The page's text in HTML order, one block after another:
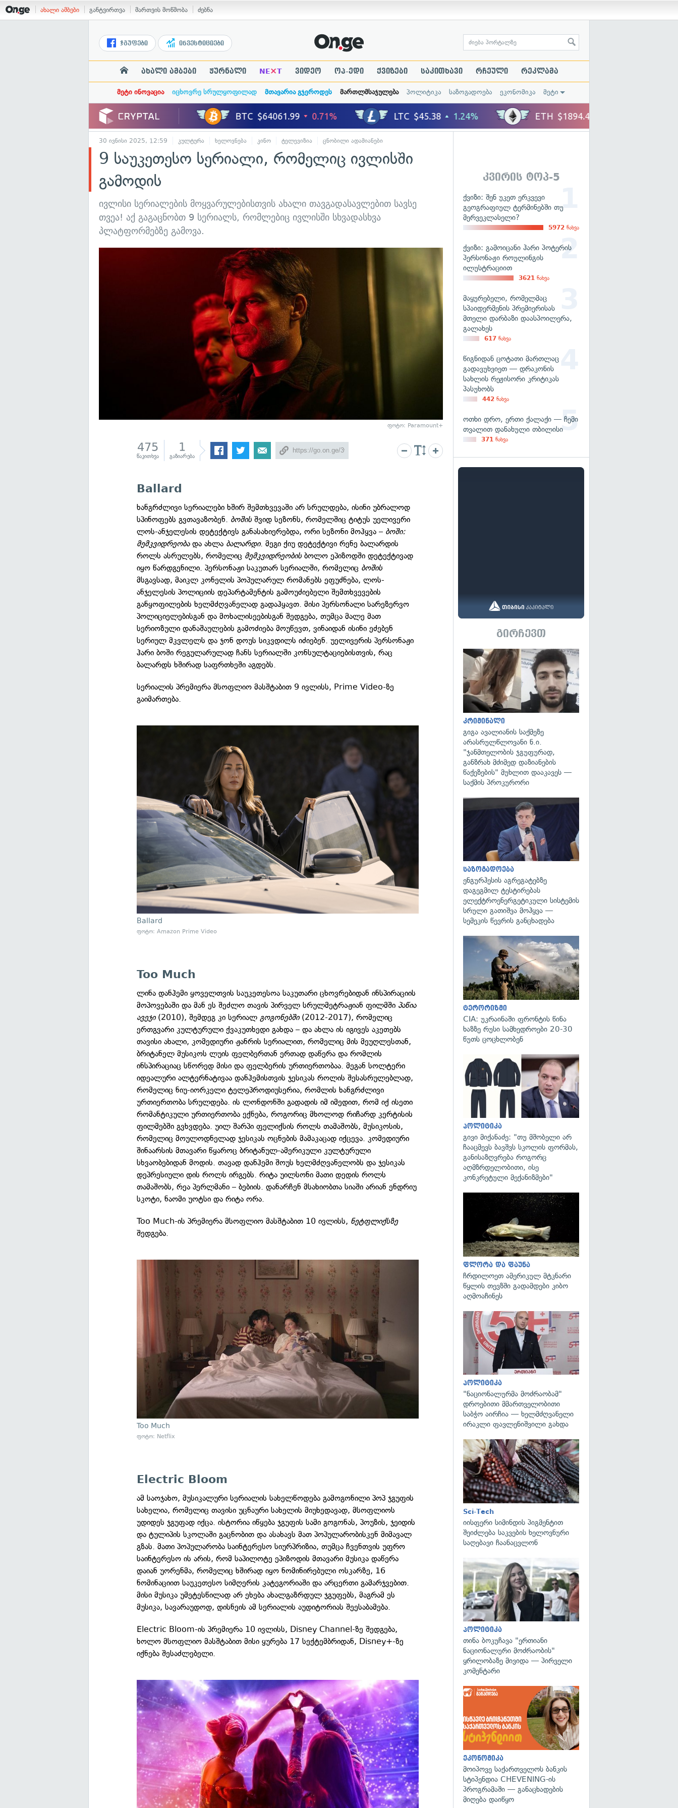
ახალი ამბები განტვირთვა მართვის მოწმობა ძებნა
ჯგუფები ინვესტიციები
ახალი ამბები ჟურნალი NE×T ვიდეო ოპ-ედი ქვიზები საკითხავი რჩეული რეკლამა
მეტი ინოვაცია იცხოვრე სრულყოფილად მთავარია გჯეროდეს მართლმსაჯულება პოლიტიკა საზოგადოება ეკონომიკა მეტი
30 ივნისი 2025, 12:59 კულტურა ხელოვნება კინო ტელევიზია ცნობილი ადამიანები
9 საუკეთესო სერიალი, რომელიც ივლისში
გამოდის
ივლისი სერიალების მოყვარულებისთვის ახალი თავგადასავლებით სავსე
თვეა! აქ გაგაცნობთ 9 სერიალს, რომლებიც ივლისში სხვადასხვა
პლატფორმებზე გამოვა.
ფოტო: Paramount+
475
წაკითხვა
1
გაზიარება
Ballard
ხანგრძლივი სერიალები ხშირ შემთხვევაში არ სრულდება, ისინი უბრალოდ
სპინოფებს გვთავაზობენ. ბოშისშვიდ სეზონს, რომელშიც ტიტუს უელივერი
ლოს-ანჯელესის დეტექტივს განასახიერებდა, ორი სეზონი მოჰყვა – ბოში:
მემკვიდრეობადა ახლა ბალარდი. მეგი ქიუ დეტექტივი რენე ბალარდის
როლს ასრულებს, რომელიც მემკვიდრეობისბოლო ეპიზოდში დეტექტივად
იყო წარდგენილი. პერსონაჟი საკუთარ სერიალში, რომელიც ბოშის
მსგავსად, მაიკლ კონელის პოპულარულ რომანებს ეფუძნება, ლოს-
ანჯელესის პოლიციის დეპარტამენტის გამოუძიებელი შემთხვევების
განყოფილების ხელმძღვანელად გადაჰყავთ. მისი პერსონალი სარეზერვო
პოლიციელებისგან და მოხალისეებისგან შედგება, თუმცა მალე მათ
სერიოზული დანაშაულების გამოძიება მოუწევთ, ვინაიდან ისინი ეძებენ
სერიულ მკვლელს და ჯონ დოუს სიკვდილს იძიებენ. უელივერის პერსონაჟი
ჰარი ბოში რეგულარულად ჩანს სერიალში კონსულტაციებისთვის, რაც
ბალარდს ხშირად საფრთხეში აგდებს.
სერიალის პრემიერა მსოფლიო მასშტაბით 9 ივლისს, Prime Video-ზე
გაიმართება.
Ballard
ფოტო: Amazon Prime Video
Too Much
ლინა დანჰემი ყოველთვის საუკეთესოა საკუთარი ცხოვრებიდან ინსპირაციის
მოპოვებაში და მან ეს შეძლო თავის პირველ სრულმეტრაჟიან ფილმში პაწია
ავეჯი (2010), შემდეგ კი სერიალგოგონებში (2012-2017), რომელიც
ერთგვარი კულტურული ქვაკუთხედი გახდა – და ახლა ის იგივეს აკეთებს
თავისი ახალი, კომედიური ჟანრის სერიალით, რომელიც მის მეუღლესთან,
ბრიტანელ მუსიკოს ლუის ფელბერთან ერთად დაწერა და რომლის
ინსპირაციაც სწორედ მისი და ფელბერის ურთიერთობაა. მეგან სოლტერი
იდეალური ალტერნატივაა დანჰემისთვის ჯესიკას როლის შესასრულებლად,
რომელიც ნიუ-იორკელი ტელეპროდიუსერია, რომლის ხანგრძლივი
ურთიერთობა სრულდება. ის ლონდონში გადადის იმ იმედით, რომ იქ ისეთი
რომანტიკული ურთიერთობა ექნება, როგორიც მხოლოდ რიჩარდ კერტისის
ფილმებში გვხვდება. უილ შარპი ფელიქსის როლს თამაშობს, მუსიკოსის,
რომელიც მოულოდნელად ჯესიკას ოცნების მამაკაცად იქცევა. კომედიური
შინაარსის მთავარი წყაროც ბრიტანულ-ამერიკული კულტურული
სხვაობებიდან მოდის. თავად დანჰემი შოუს ხელმძღვანელობს და ჯესიკას
დეპრესიული დის როლს ირგებს. რიტა უილსონი მათი დედის როლს
თამაშობს, რეა პერლმანი – ბებიის. დანარჩენ მსახიობთა სიაში არიან ენდრიუ
სკოტი, ნაომი უოტსი და რიტა ორა.
Too Much-ის პრემიერა მსოფლიო მასშტაბით 10 ივლისს, ნეტფლიქსზე
შედგება.
Too Much
ფოტო: Netflix
Electric Bloom
ამ საოჯახო, მუსიკალური სერიალის სახელწოდება გამოგონილი პოპ ჯგუფის
სახელია, რომელიც თავისი უცნაური სახელის მიუხედავად, მსოფლიოს
უდიდეს ჯგუფად იქცა. ისტორია იწყება ჯგუფის სამი გოგონას, პოუზის, ჯეიდის
და ტულიპის სკოლაში გაცნობით და ასახავს მათ პოპულარობისკენ მიმავალ
გზას. მათი პოპულარობა საინტერესო სიურპრიზია, თუმცა ჩვენთვის უფრო
საინტერესო ის არის, რომ საპილოტე ეპიზოდის მთავარი მუსიკა დაწერა
დაიან უორენმა, რომელიც ხშირად იყო ნომინირებული ოსკარზე, 16
ნომინაციით საუკეთესო სიმღერის კატეგორიაში და არცერთი გამარჯვებით.
მისი მუსიკა უმეტესწილად არ ეხება ახალგაზრდულ ჯგუფებს, მაგრამ ეს
მუსიკა, სავარაუდოდ, დისნეის ამ სერიალის აუდიტორიას შეესაბამება.
Electric Bloom-ის პრემიერა 10 ივლისს, Disney Channel-ზე შედგება,
ხოლო მსოფლიო მასშტაბით მისი ყურება 17 სექტემბრიდან, Disney+-ზე
იქნება შესაძლებელი.
კვირის ტოპ-5
ქვიზი: შენ უკეთ ერკვევი
გეოგრაფიულ ტერმინებში თუ
მერვეკლასელი?
5972 ნახვა
ქვიზი: გამოიცანი ჰარი პოტერის
პერსონაჟი როულინგის
ილუსტრაციით
3621 ნახვა
მაყურებელი, რომელმაც
სპაიდერმენის პრემიერისას
მთელი დარბაზი დაასპოილერა,
გალახეს
617 ნახვა
წიგნიდან ცოტათი მართლაც
გადავუხვიეთ — დრაკონის
სახლის რეჟისორი კრიტიკას
პასუხობს
442 ნახვა
ოთხი დრო, ერთი ქალაქი — ჩემი
თვალით დანახული თბილისი
371 ნახვა
გირჩევთ
კრიმინალი
გიგა ავალიანის საქმეზე
არასრულწლოვანი ნ.ი.
"ჯანმთელობის ჯგუფურად,
განზრახ მძიმედ დაზიანების
წაქეზების" მუხლით დააკავეს —
საქმის პროკურორი
საზოგადოება
ენგურჰესის აგრეგატებზე
დაგეგმილ ტესტირებას
ელექტროენერგეტიკული სისტემის
სრული გათიშვა მოჰყვა —
სემეკის წევრის განცხადება
ტერორიზმი
CIA: უკრაინაში ფრონტის წინა
ხაზზე რუსი სამხედროები 20-30
წუთს ცოცხლობენ
პოლიტიკა
გივი მიქანაძე: "თუ მშობელი არ
ჩააცმევს ბავშვს სკოლის ფორმას,
განისაზღვრება როგორც
აღმზრდელობითი, ისე
კონკრეტული მექანიზმები"
ფლორა და ფაუნა
ჩრდილოეთ ამერიკულ მტკნარი
წყლის თევზში გადამდები კიბო
აღმოაჩინეს
პოლიტიკა
"ნაციონალურმა მოძრაობამ"
დროებითი მმართველობითი
საბჭო აირჩია — ხელმძღვანელი
ირაკლი ფავლენიშვილი გახდა
Sci-Tech
იისფერი სიმინდის პიგმენტით
შეიძლება საკვების ხელოვნური
საღებავი ჩაანაცვლონ
პოლიტიკა
თინა ბოკუჩავა "ერთიანი
ნაციონალური მოძრაობის"
ყრილობაზე მივიდა — პირველი
კომენტარი
ეკონომიკა
მოიპოვე საქართველოს ბანკის
სტიპენდია CHEVENING-ის
პროგრამაში — განაცხადების
მიღება დაიწყო